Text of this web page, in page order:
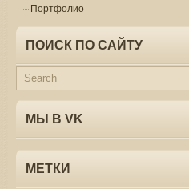
Портфолио
ПОИСК ПО САЙТУ
МЫ В VK
МЕТКИ